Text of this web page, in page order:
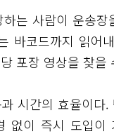
하는 사람이 운송
바코드까지 읽
포장 영상을 찾
시간의 효율이
없이 즉시 도입